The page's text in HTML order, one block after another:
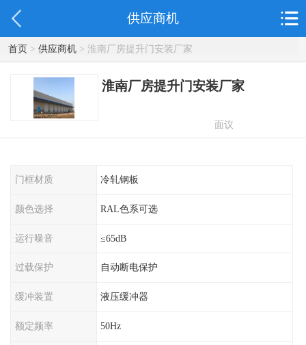
供应商机
首页> 供应商机> 淮南厂房提升门安装厂家
淮南厂房提升门安装厂家
面议
门框材质 冷轧钢板
颜色选择 RAL色系可选
运行噪音 ≤65dB
过载保护 自动断电保护
缓冲装置 液压缓冲器
额定频率 50Hz